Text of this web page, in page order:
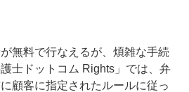
無料で行なえるが、煩雑な手続
⼠ドットコム Rights」では、弁
顧客に指定されたルールに従っ